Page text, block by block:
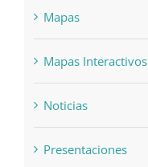
Mapas
Mapas Interactivos
Noticias
Presentaciones